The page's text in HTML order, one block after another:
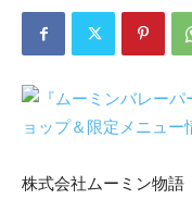
株式会社ムーミン物語